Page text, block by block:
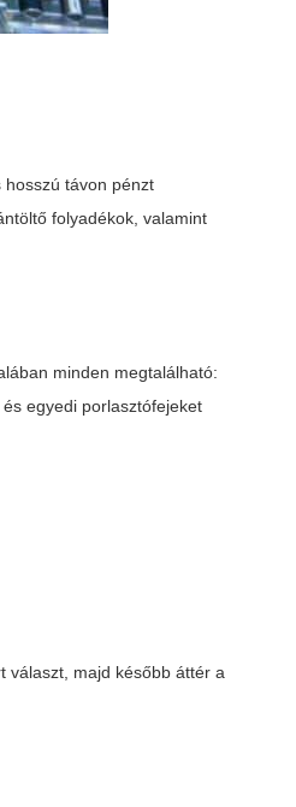
távon pénzt
folyadékok, valamint
minden megtalálható:
egyedi porlasztófejeket
választ, majd később áttér a